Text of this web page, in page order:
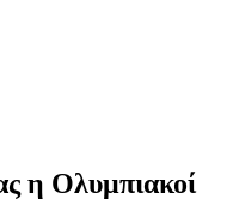
η Ολυμπιακοί